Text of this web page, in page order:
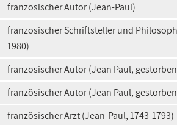
französischer Autor (Jean-Paul)
französischer Schriftsteller und
1980)
französischer Autor (Jean Paul,
französischer Autor (Jean Paul,
französischer Arzt (Jean-Paul, 1743-1793)